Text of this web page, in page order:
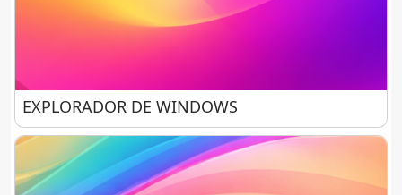
EXPLORADOR DE WINDOWS
EXPLORADOR DE WINDOWS